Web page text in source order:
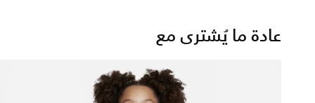
عادة ما يُشترى مع